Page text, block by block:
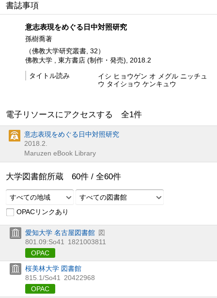
書誌事項
意志表現をめぐる日中対照研究
孫樹喬著
（佛教大学研究叢書, 32）
佛教大学 , 東方書店 (制作・発売), 2018.2
タイトル読み
イシ ヒョウゲン オ メグル ニッチュ
ウ タイショウ ケンキュウ
電子リソースにアクセスする 全1件
意志表現をめぐる日中対照研究
2018.2.
Maruzen eBook Library
大学図書館所蔵 60件 / 全60件
すべての地域
すべての図書館
OPACリンクあり
愛知大学 名古屋図書館 図
801.09:So41
1821003811
OPAC
桜美林大学 図書館
815.1/So41
20422968
OPAC